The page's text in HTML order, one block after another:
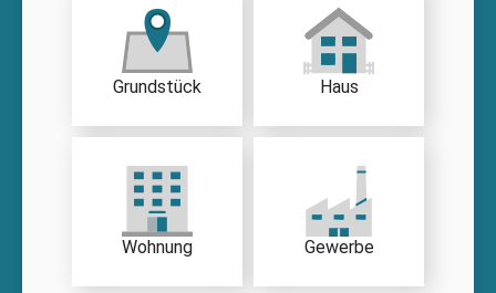
Grundstück Haus
Wohnung Gewerbe